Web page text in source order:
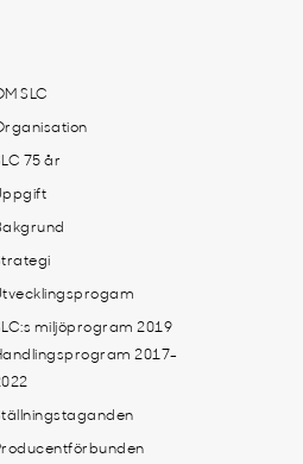
SLC
75 år
miljöprogram 2019
2017-